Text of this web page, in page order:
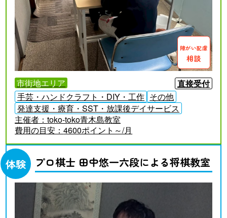
障がい配慮
相談
市街地エリア
直接受付
手芸・ハンドクラフト・DIY・工作 その他
発達支援・療育・SST・放課後デイサービス
主催者：toko-toko青木島教室
費用の目安：4600ポイント～/月
体験 プロ棋士 田中悠一六段による将棋教室